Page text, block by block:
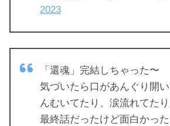
2023
「還魂」完結しちゃった〜
気づいたら口があんぐり開
んむいてたり、涙流れてた
最終話だったけど面白かっ